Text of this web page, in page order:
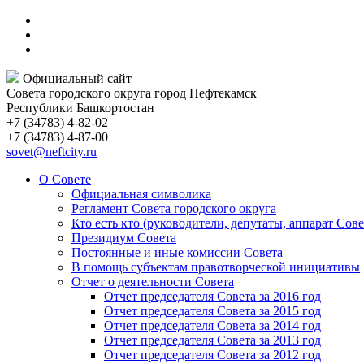
Официальный сайт
Совета городского округа город Нефтекамск
Республики Башкортостан
+7 (34783) 4-82-02
+7 (34783) 4-87-00
sovet@neftcity.ru
О Совете
Официальная символика
Регламент Совета городского округа
Кто есть кто (руководители, депутаты, аппарат
Президиум Совета
Постоянные и иные комиссии Совета
В помощь субъектам правотворческой инициативы
Отчет о деятельности Совета
Отчет председателя Совета за 2016 год
Отчет председателя Совета за 2015 год
Отчет председателя Совета за 2014 год
Отчет председателя Совета за 2013 год
Отчет председателя Совета за 2012 год